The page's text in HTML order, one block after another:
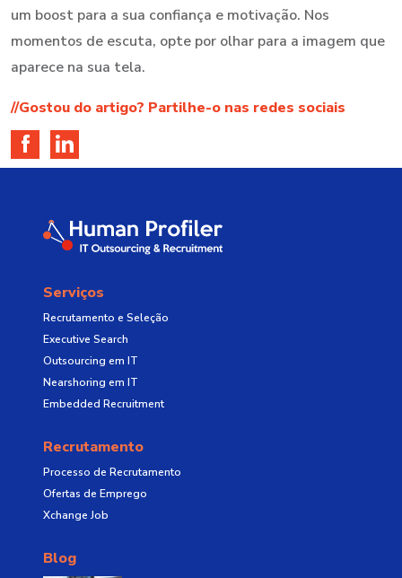
um boost para a sua confiança e motivação. Nos
momentos de escuta, opte por olhar para a imagem que
aparece na sua tela.
//Gostou do artigo? Partilhe-o nas redes sociais
Serviços
Recrutamento e Seleção
Executive Search
Outsourcing em IT
Nearshoring em IT
Embedded Recruitment
Recrutamento
Processo de Recrutamento
Ofertas de Emprego
Xchange Job
Blog